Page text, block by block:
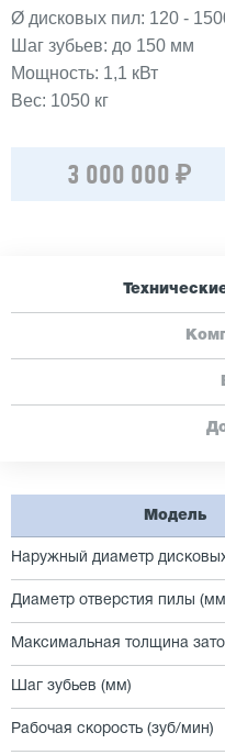
Ø дисковых пил: 120 -
Шаг зубьев: до 150 мм
Мощность: 1,1 кВт
Вес: 1050 кг
3 000 000 ₽
Модель
Наружный диаметр
Диаметр отверстия пилы
Максимальная толщина
Шаг зубьев (мм)
Рабочая скорость (зуб/мин)